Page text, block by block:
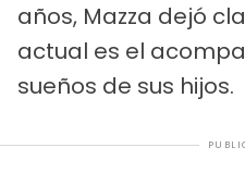
años, Mazza dejó
actual es el
sueños de sus hijos.